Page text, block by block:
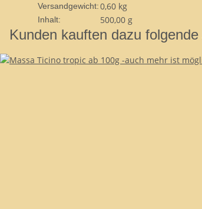
Versandgewicht:0,60 kg
Inhalt: 500,00 g
Kunden kauften dazu folgende